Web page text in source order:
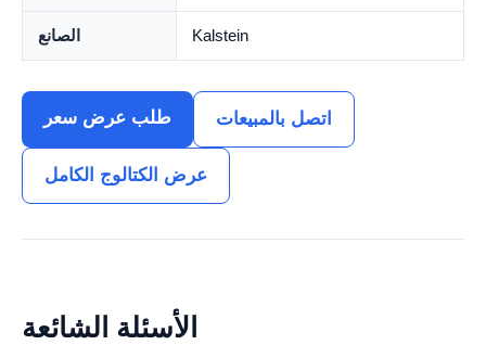
الصانع Kalstein
طلب عرض سعر اتصل بالمبيعات
عرض الكتالوج الكامل
الأسئلة الشائعة